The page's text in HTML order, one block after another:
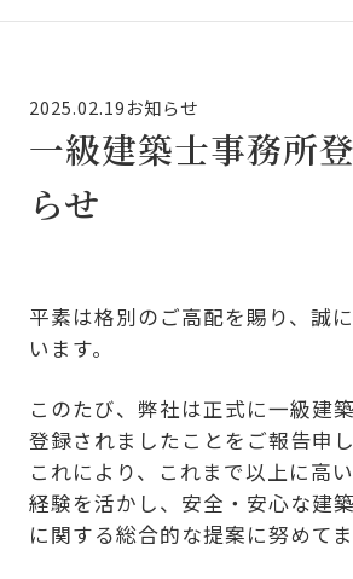
2025.02.19お知らせ
一級建築士事務所
らせ
平素は格別のご高配を賜り、誠
います。
このたび、弊社は正式に一級建
登録されましたことをご報告申し
これにより、これまで以上に高
経験を活かし、安全・安心な建
に関する総合的な提案に努めてま